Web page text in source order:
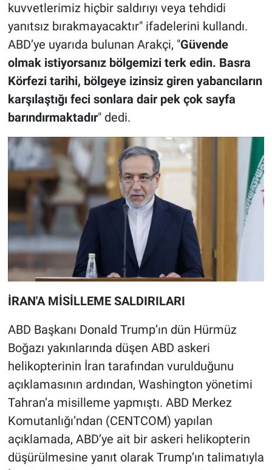
kuvvetlerimiz hiçbir saldırıyı veya tehdidi
yanıtsız bırakmayacaktır" ifadelerini kullandı.
ABD’ye uyarıda bulunan Arakçi, "Güvende
olmak istiyorsanız bölgemizi terk edin. Basra
Körfezi tarihi, bölgeye izinsiz giren yabancıların
karşılaştığı feci sonlara dair pek çok sayfa
barındırmaktadır" dedi.
İRAN'A MİSİLLEME SALDIRILARI
ABD Başkanı Donald Trump’ın dün Hürmüz
Boğazı yakınlarında düşen ABD askeri
helikopterinin İran tarafından vurulduğunu
açıklamasının ardından, Washington yönetimi
Tahran’a misilleme yapmıştı. ABD Merkez
Komutanlığı’ndan (CENTCOM) yapılan
açıklamada, ABD’ye ait bir askeri helikopterin
düşürülmesine yanıt olarak Trump’ın talimatıyla